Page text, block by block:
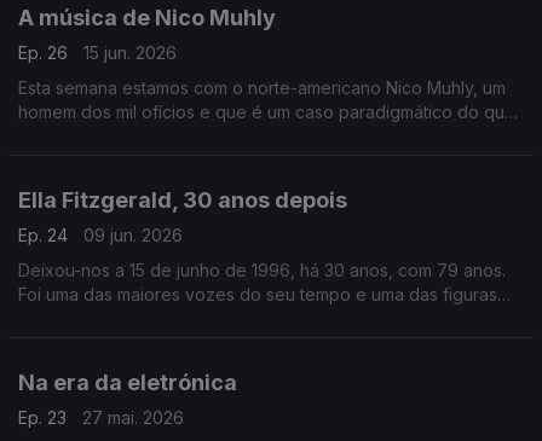
A música de Nico Muhly
Ep. 26
15 jun. 2026
Esta semana estamos com o norte-americano Nico Muhly, um
homem dos mil ofícios e que é um caso paradigmático do que
Ella Fitzgerald, 30 anos depois
Ep. 24
09 jun. 2026
Deixou-nos a 15 de junho de 1996, há 30 anos, com 79 anos.
Foi uma das maiores vozes do seu tempo e uma das figuras
Na era da eletrónica
Ep. 23
27 mai. 2026